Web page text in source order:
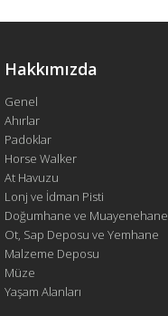
Hakkımızda
Genel
Ahırlar
Padoklar
Horse Walker
At Havuzu
Lonj ve İdman Pisti
Doğumhane ve Muayenehane
Ot, Sap Deposu ve Yemhane
Malzeme Deposu
Müze
Yaşam Alanları